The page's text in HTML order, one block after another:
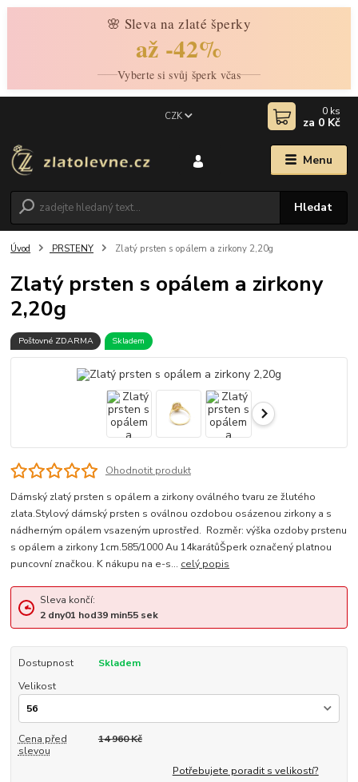
🌸 Sleva na zlaté šperky
až -42%
Vyberte si svůj šperk včas
Menu
CZK
Hledat
0 ks
za 0 Kč
Úvod PRSTENY Zlatý prsten s opálem a zirkony 2,20g
Zlatý prsten s opálem a zirkony
2,20g
Poštovné ZDARMA Skladem
Ohodnotit produkt
Dámský zlatý prsten s opálem a zirkony oválného tvaru ze žlutého
zlata.Stylový dámský prsten s oválnou ozdobou osázenou zirkony a s
nádherným opálem vsazeným uprostřed. Rozměr: výška ozdoby prstenu
s opálem a zirkony 1cm.585/1000 Au 14karátůŠperk označený platnou
puncovní značkou. K nákupu na e-s... celý popis
Sleva končí:
2 dny01 hod39min54sek
Dostupnost
Skladem
Velikost
Cena před
slevou
14 960 Kč
Potřebujete poradit s velikostí?